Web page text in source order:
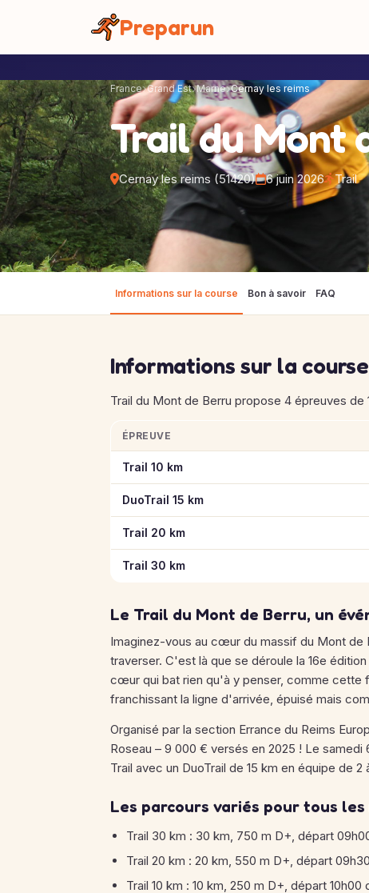
Preparun
France Grand Est Marne Cernay les reims
Trail du Mont
Cernay les reims (51420) 6 juin 2026 Trail
Informations sur la course Bon à savoir FAQ
Informations sur la course
Trail du Mont de Berru propose 4 épreuves de
Informations clés des épreuves de Trail du
ÉPREUVE
Trail 10 km
DuoTrail 15 km
Trail 20 km
Trail 30 km
Le Trail du Mont de Berru, un
Imaginez-vous au cœur du massif du Mont de
traverser. C'est là que se déroule la 16e
cœur qui bat rien qu'à y penser, comme cette
franchissant la ligne d'arrivée, épuisé mais
Organisé par la section Errance du Reims
Roseau – 9 000 € versés en 2025 ! Le
Trail avec un DuoTrail de 15 km en équipe de 2
Les parcours variés pour tous les
Trail 30 km : 30 km, 750 m D+, départ
Trail 20 km : 20 km, 550 m D+, départ
Trail 10 km : 10 km, 250 m D+, départ 10h00